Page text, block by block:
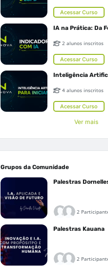
Acessar Curso
2 alunos inscritos
Acessar Curso
Inteligência
4 alunos inscritos
Acessar Curso
Ver mais
Grupos da Comunidade
Palestras
2
Palestras Kauana
2